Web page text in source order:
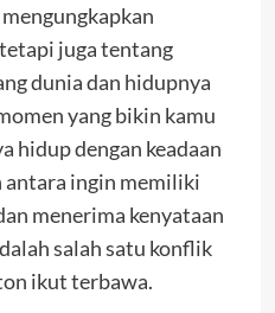
juga tentang
dunia dan hidupnya
yang bikin kamu
hidup dengan keadaan
antara ingin memiliki
menerima kenyataan
salah satu konflik
ikut terbawa.